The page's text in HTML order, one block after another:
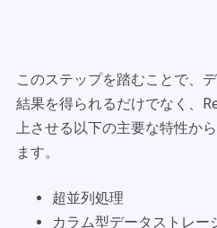
このステップを踏むことで、
結果を得られるだけでなく、
上させる以下の主要な特性か
ます。
超並列処理
カラム型データストレー